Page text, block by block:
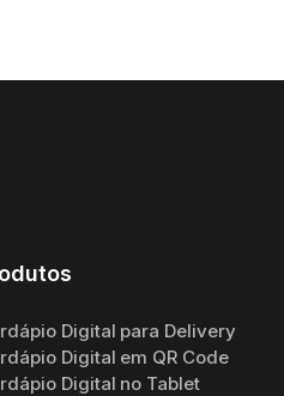
Digital para Delivery
Digital em QR Code
Digital no Tablet